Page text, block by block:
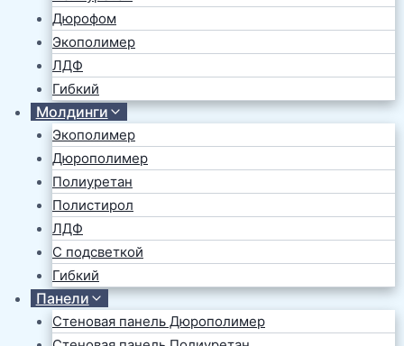
Дюрофом
Экополимер
ЛДФ
Гибкий
Молдинги
Экополимер
Дюрополимер
Полиуретан
Полистирол
ЛДФ
С подсветкой
Гибкий
Панели
Стеновая панель Дюрополимер